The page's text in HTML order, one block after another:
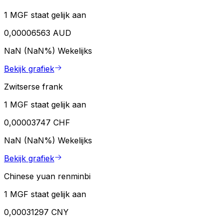
1 MGF staat gelijk aan
0,00006563 AUD
NaN (NaN%) Wekelijks
Bekijk grafiek
Zwitserse frank
1 MGF staat gelijk aan
0,00003747 CHF
NaN (NaN%) Wekelijks
Bekijk grafiek
Chinese yuan renminbi
1 MGF staat gelijk aan
0,00031297 CNY